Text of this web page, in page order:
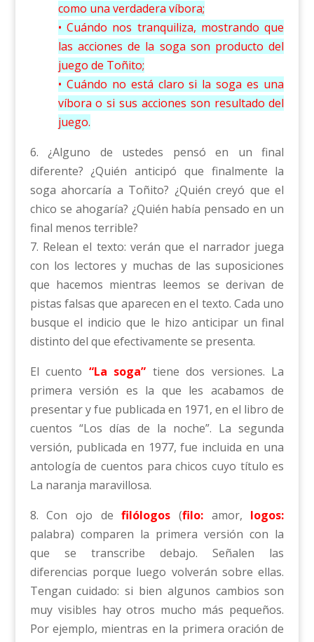
como una verdadera víbora;
• Cuándo nos tranquiliza, mostrando que
las acciones de la soga son producto del
juego de Toñito;
• Cuándo no está claro si la soga es una
víbora o si sus acciones son resultado del
juego.
6. ¿Alguno de ustedes pensó en un final
diferente? ¿Quién anticipó que finalmente la
soga ahorcaría a Toñito? ¿Quién creyó que el
chico se ahogaría? ¿Quién había pensado en un
final menos terrible?
7. Relean el texto: verán que el narrador juega
con los lectores y muchas de las suposiciones
que hacemos mientras leemos se derivan de
pistas falsas que aparecen en el texto. Cada uno
busque el indicio que le hizo anticipar un final
distinto del que efectivamente se presenta.
El cuento “La soga” tiene dos versiones. La
primera versión es la que les acabamos de
presentar y fue publicada en 1971, en el libro de
cuentos “Los días de la noche”. La segunda
versión, publicada en 1977, fue incluida en una
antología de cuentos para chicos cuyo título es
La naranja maravillosa.
8. Con ojo defilólogos (filo: amor, logos:
palabra) comparen la primera versión con la
que se transcribe debajo. Señalen las
diferencias porque luego volverán sobre ellas.
Tengan cuidado: si bien algunos cambios son
muy visibles hay otros mucho más pequeños.
Por ejemplo, mientras en la primera oración de